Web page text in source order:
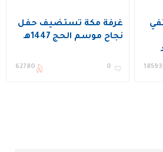
غرفة مكة تستضيف حفل
نجاح موسم الحج 1447هـ
0
62780